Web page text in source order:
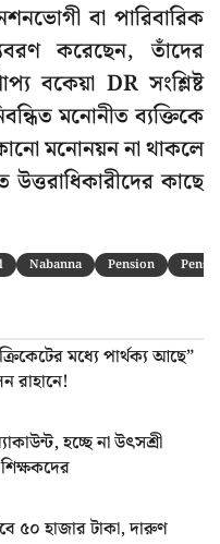
বা পারিবারিক
করেছেন, তাঁদের
বকেয়া DR সংশ্লিষ্ট
মনোনীত ব্যক্তিকে
মনোনয়ন না থাকলে
কাছে
Nabanna Pension
মধ্যে পার্থক্য আছে”
রাহানে!
হচ্ছে না উৎসশ্রী
৫০ হাজার টাকা, দারুণ